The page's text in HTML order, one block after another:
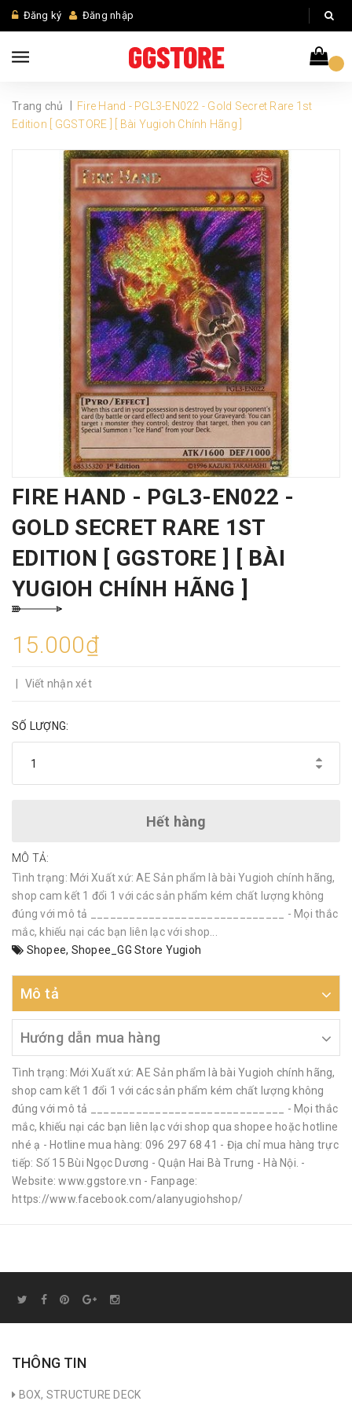
Đăng ký Đăng nhập
Trang chủ
Fire Hand - PGL3-EN022 - Gold Secret Rare 1st
Edition [ GGSTORE ] [ Bài Yugioh Chính Hãng ]
FIRE HAND - PGL3-EN022 -
GOLD SECRET RARE 1ST
EDITION [ GGSTORE ] [ BÀI
YUGIOH CHÍNH HÃNG ]
15.000₫
Viết nhận xét
SỐ LƯỢNG:
Hết hàng
MÔ TẢ:
Tình trạng: Mới Xuất xứ: AE Sản phẩm là bài Yugioh chính hãng,
shop cam kết 1 đổi 1 với các sản phẩm kém chất lượng không
đúng với mô tả ______________________________ - Mọi thắc
mắc, khiếu nại các bạn liên lạc với shop...
Shopee, Shopee_GG Store Yugioh
Mô tả
Hướng dẫn mua hàng
Tình trạng: Mới Xuất xứ: AE Sản phẩm là bài Yugioh chính hãng,
shop cam kết 1 đổi 1 với các sản phẩm kém chất lượng không
đúng với mô tả ______________________________ - Mọi thắc
mắc, khiếu nại các bạn liên lạc với shop qua shopee hoặc hotline
nhé ạ - Hotline mua hàng: 096 297 68 41 - Địa chỉ mua hàng trực
tiếp: Số 15 Bùi Ngọc Dương - Quận Hai Bà Trưng - Hà Nội. -
Website: www.ggstore.vn - Fanpage:
https://www.facebook.com/alanyugiohshop/
THÔNG TIN
BOX, STRUCTURE DECK